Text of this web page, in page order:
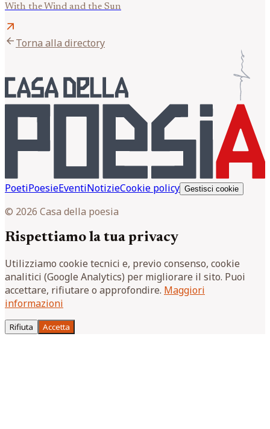
With the Wind and the Sun
arrow_outward
arrow_backTorna alla directory
PoetiPoesieEventiNotizieCookie policy Gestisci cookie
© 2026 Casa della poesia
Rispettiamo la tua privacy
Utilizziamo cookie tecnici e, previo consenso, cookie
analitici (Google Analytics) per migliorare il sito. Puoi
accettare, rifiutare o approfondire. Maggiori
informazioni
Rifiuta Accetta